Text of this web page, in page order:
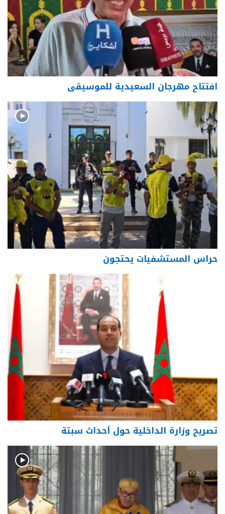
افتتاح مهرجان السعيدية للموسيقى
حراس المستشفيات يحتجون
تصريح وزارة الداخلية حول أحداث سبتة